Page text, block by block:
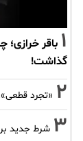
1 باقر
گذاشت!
2 «تجرد
3 شرط جدید